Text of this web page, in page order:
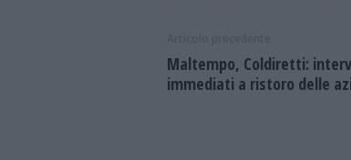
Maltempo, Coldiretti:
immediati a ristoro delle